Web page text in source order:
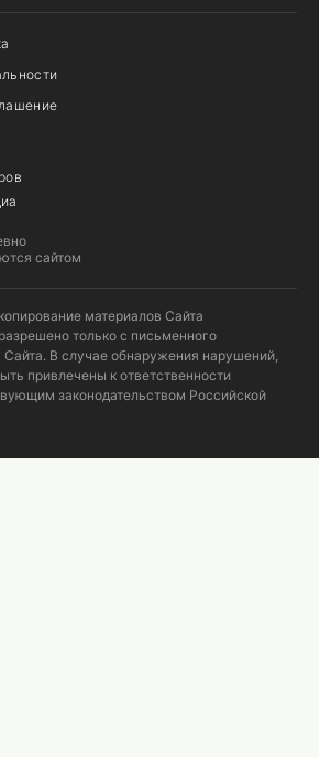
сайтом
материалов Сайта
только с письменного
В случае обнаружения нарушений,
привлечены к ответственности
законодательством Российской